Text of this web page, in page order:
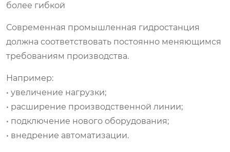
более гибкой
Современная промышленная гидростанция
должна соответствовать постоянно меняющимся
требованиям производства.
Например:
• увеличение нагрузки;
• расширение производственной линии;
• подключение нового оборудования;
• внедрение автоматизации.